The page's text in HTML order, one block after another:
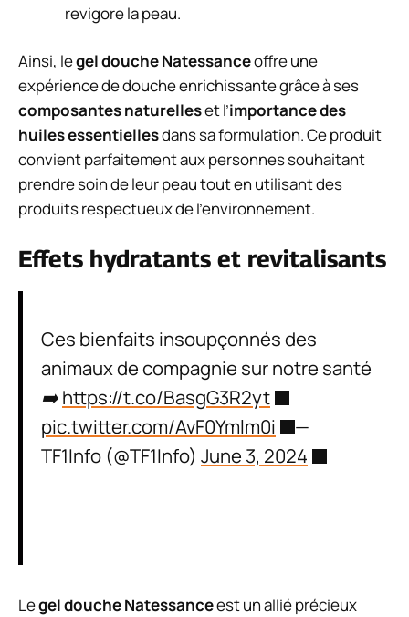
revigore la peau.
Ainsi, legel douche Natessanceoffre une
expérience de douche enrichissante grâce à ses
composantes naturelleset l’importance des
huiles essentiellesdans sa formulation. Ce produit
convient parfaitement aux personnes souhaitant
prendre soin de leur peau tout en utilisant des
produits respectueux de l’environnement.
Effets hydratants et revitalisants
Ces bienfaits insoupçonnés des
animaux de compagnie sur notre santé
➡️https://t.co/BasgG3R2yt
pic.twitter.com/AvF0Ymlm0i
—
TF1Info (@TF1Info) June 3, 2024
Legel douche Natessanceest un allié précieux